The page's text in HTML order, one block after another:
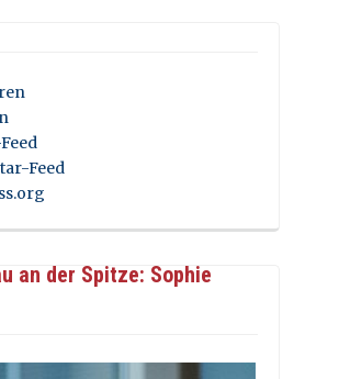
Feed
an der Spitze: Sophie